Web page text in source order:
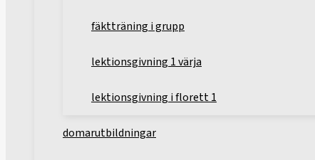
fäktträning i grupp
lektionsgivning 1 värja
lektionsgivning i florett 1
domarutbildningar